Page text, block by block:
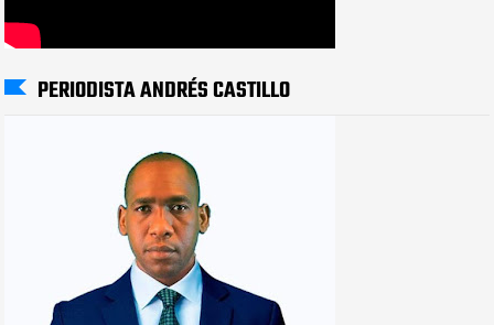
PERIODISTA ANDRÉS CASTILLO